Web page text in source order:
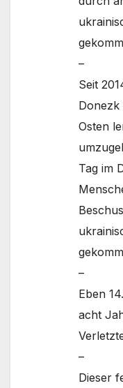
–
Seit
Donezk
Osten
Tag im
–
Eben
acht
–
Dieser